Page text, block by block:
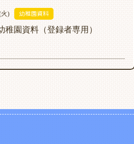
) 幼稚園資料
稚園資料（登録者専用）